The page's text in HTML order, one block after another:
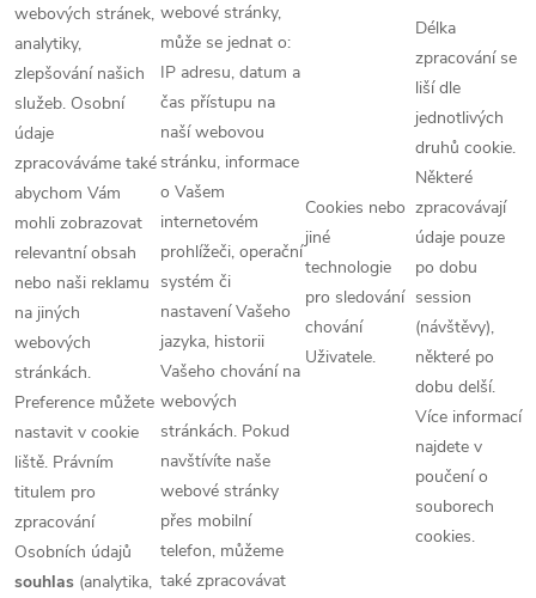
webových stránek,
analytiky,
zlepšování našich
služeb. Osobní
údaje
zpracováváme také
abychom Vám
mohli zobrazovat
relevantní obsah
nebo naši reklamu
na jiných
webových
stránkách.
Preference můžete
nastavit v cookie
liště. Právním
titulem pro
zpracování
Osobních údajů
souhlas (analytika,
webové stránky,
může se jednat o:
IP adresu, datum a
čas přístupu na
naší webovou
stránku, informace
o Vašem
internetovém
prohlížeči, operační
systém či
nastavení Vašeho
jazyka, historii
Vašeho chování na
webových
stránkách. Pokud
navštívíte naše
webové stránky
přes mobilní
telefon, můžeme
také zpracovávat
Cookies nebo
jiné
technologie
pro sledování
chování
Uživatele.
Délka
zpracování se
liší dle
jednotlivých
druhů cookie.
Některé
zpracovávají
údaje pouze
po dobu
session
(návštěvy),
některé po
dobu delší.
Více informací
najdete v
poučení o
souborech
cookies.